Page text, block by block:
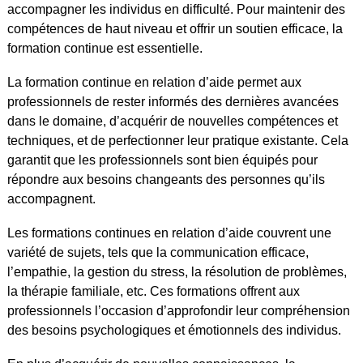
accompagner les individus en difficulté. Pour maintenir des
compétences de haut niveau et offrir un soutien efficace, la
formation continue est essentielle.
La formation continue en relation d’aide permet aux
professionnels de rester informés des dernières avancées
dans le domaine, d’acquérir de nouvelles compétences et
techniques, et de perfectionner leur pratique existante. Cela
garantit que les professionnels sont bien équipés pour
répondre aux besoins changeants des personnes qu’ils
accompagnent.
Les formations continues en relation d’aide couvrent une
variété de sujets, tels que la communication efficace,
l’empathie, la gestion du stress, la résolution de problèmes,
la thérapie familiale, etc. Ces formations offrent aux
professionnels l’occasion d’approfondir leur compréhension
des besoins psychologiques et émotionnels des individus.